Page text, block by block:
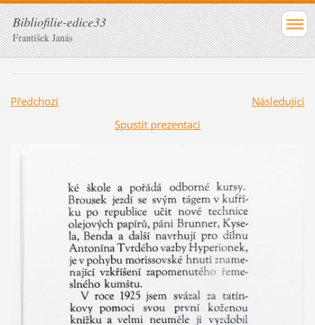
Bibliofilie-edice33
František Janás
Předchozí
Následující
Spustit prezentaci